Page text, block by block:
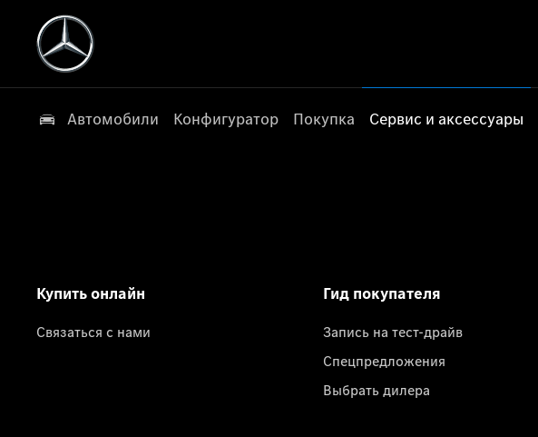
Автомобили Конфигуратор Покупка Сервис и аксессуары
Купить онлайн
Связаться с нами
Гид покупателя
Запись на тест-драйв
Спецпредложения
Выбрать дилера